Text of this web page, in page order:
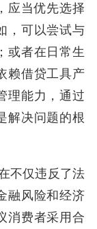
应当优先选择
，可以尝试与
或者在日常生
赖借贷工具产
理能力，通过
解决问题的根
不仅违反了法
融风险和经济
消费者采用合